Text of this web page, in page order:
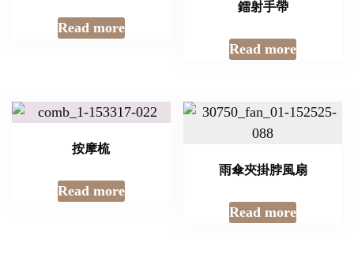
Read more
鐳射手帶
Read more
按摩梳
Read more
雨傘夾掛脖風扇
Read more